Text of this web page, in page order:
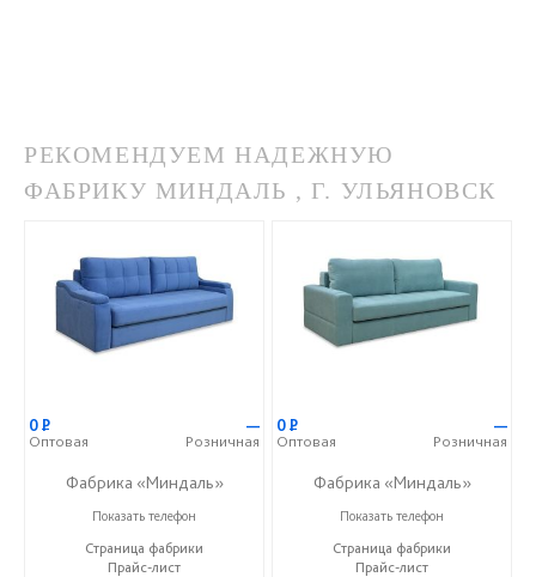
РЕКОМЕНДУЕМ НАДЕЖНУЮ
ФАБРИКУ МИНДАЛЬ , Г. УЛЬЯНОВСК
0Р
Оптовая
—
Розничная
Фабрика «Миндаль»
+7 (927) 630-62-82
Показать телефон
Страница фабрики
Прайс-лист
0Р
Оптовая
—
Розничная
Фабрика «Миндаль»
+7 (927) 630-62-82
Показать телефон
Страница фабрики
Прайс-лист